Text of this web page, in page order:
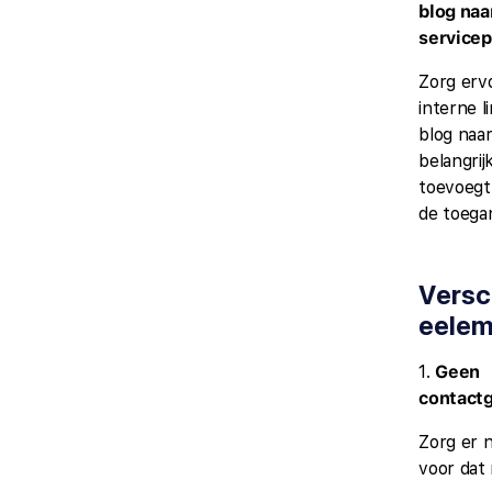
blog
Zorg
interne
blog
de
e
1.Geen
Zorg er
voor dat